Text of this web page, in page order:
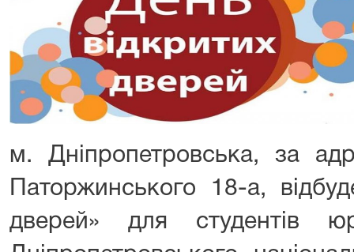
м. Дніпропетровська, за
Паторжинського 18-а,
дверей» для студентів